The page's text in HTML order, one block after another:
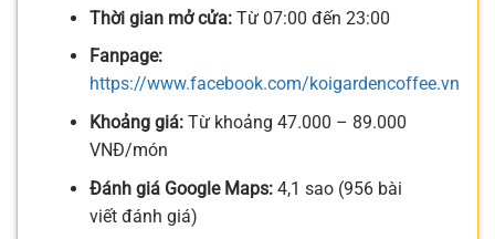
Thời gian mở cửa:Từ 07:00 đến 23:00
Fanpage:
https://www.facebook.com/koigardencoffee.vn
Khoảng giá:Từ khoảng 47.000 – 89.000
VNĐ/món
Đánh giá Google Maps:4,1 sao (956 bài
viết đánh giá)